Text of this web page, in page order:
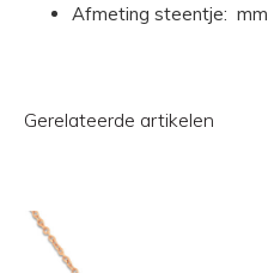
Afmeting steentje: mm
Gerelateerde artikelen